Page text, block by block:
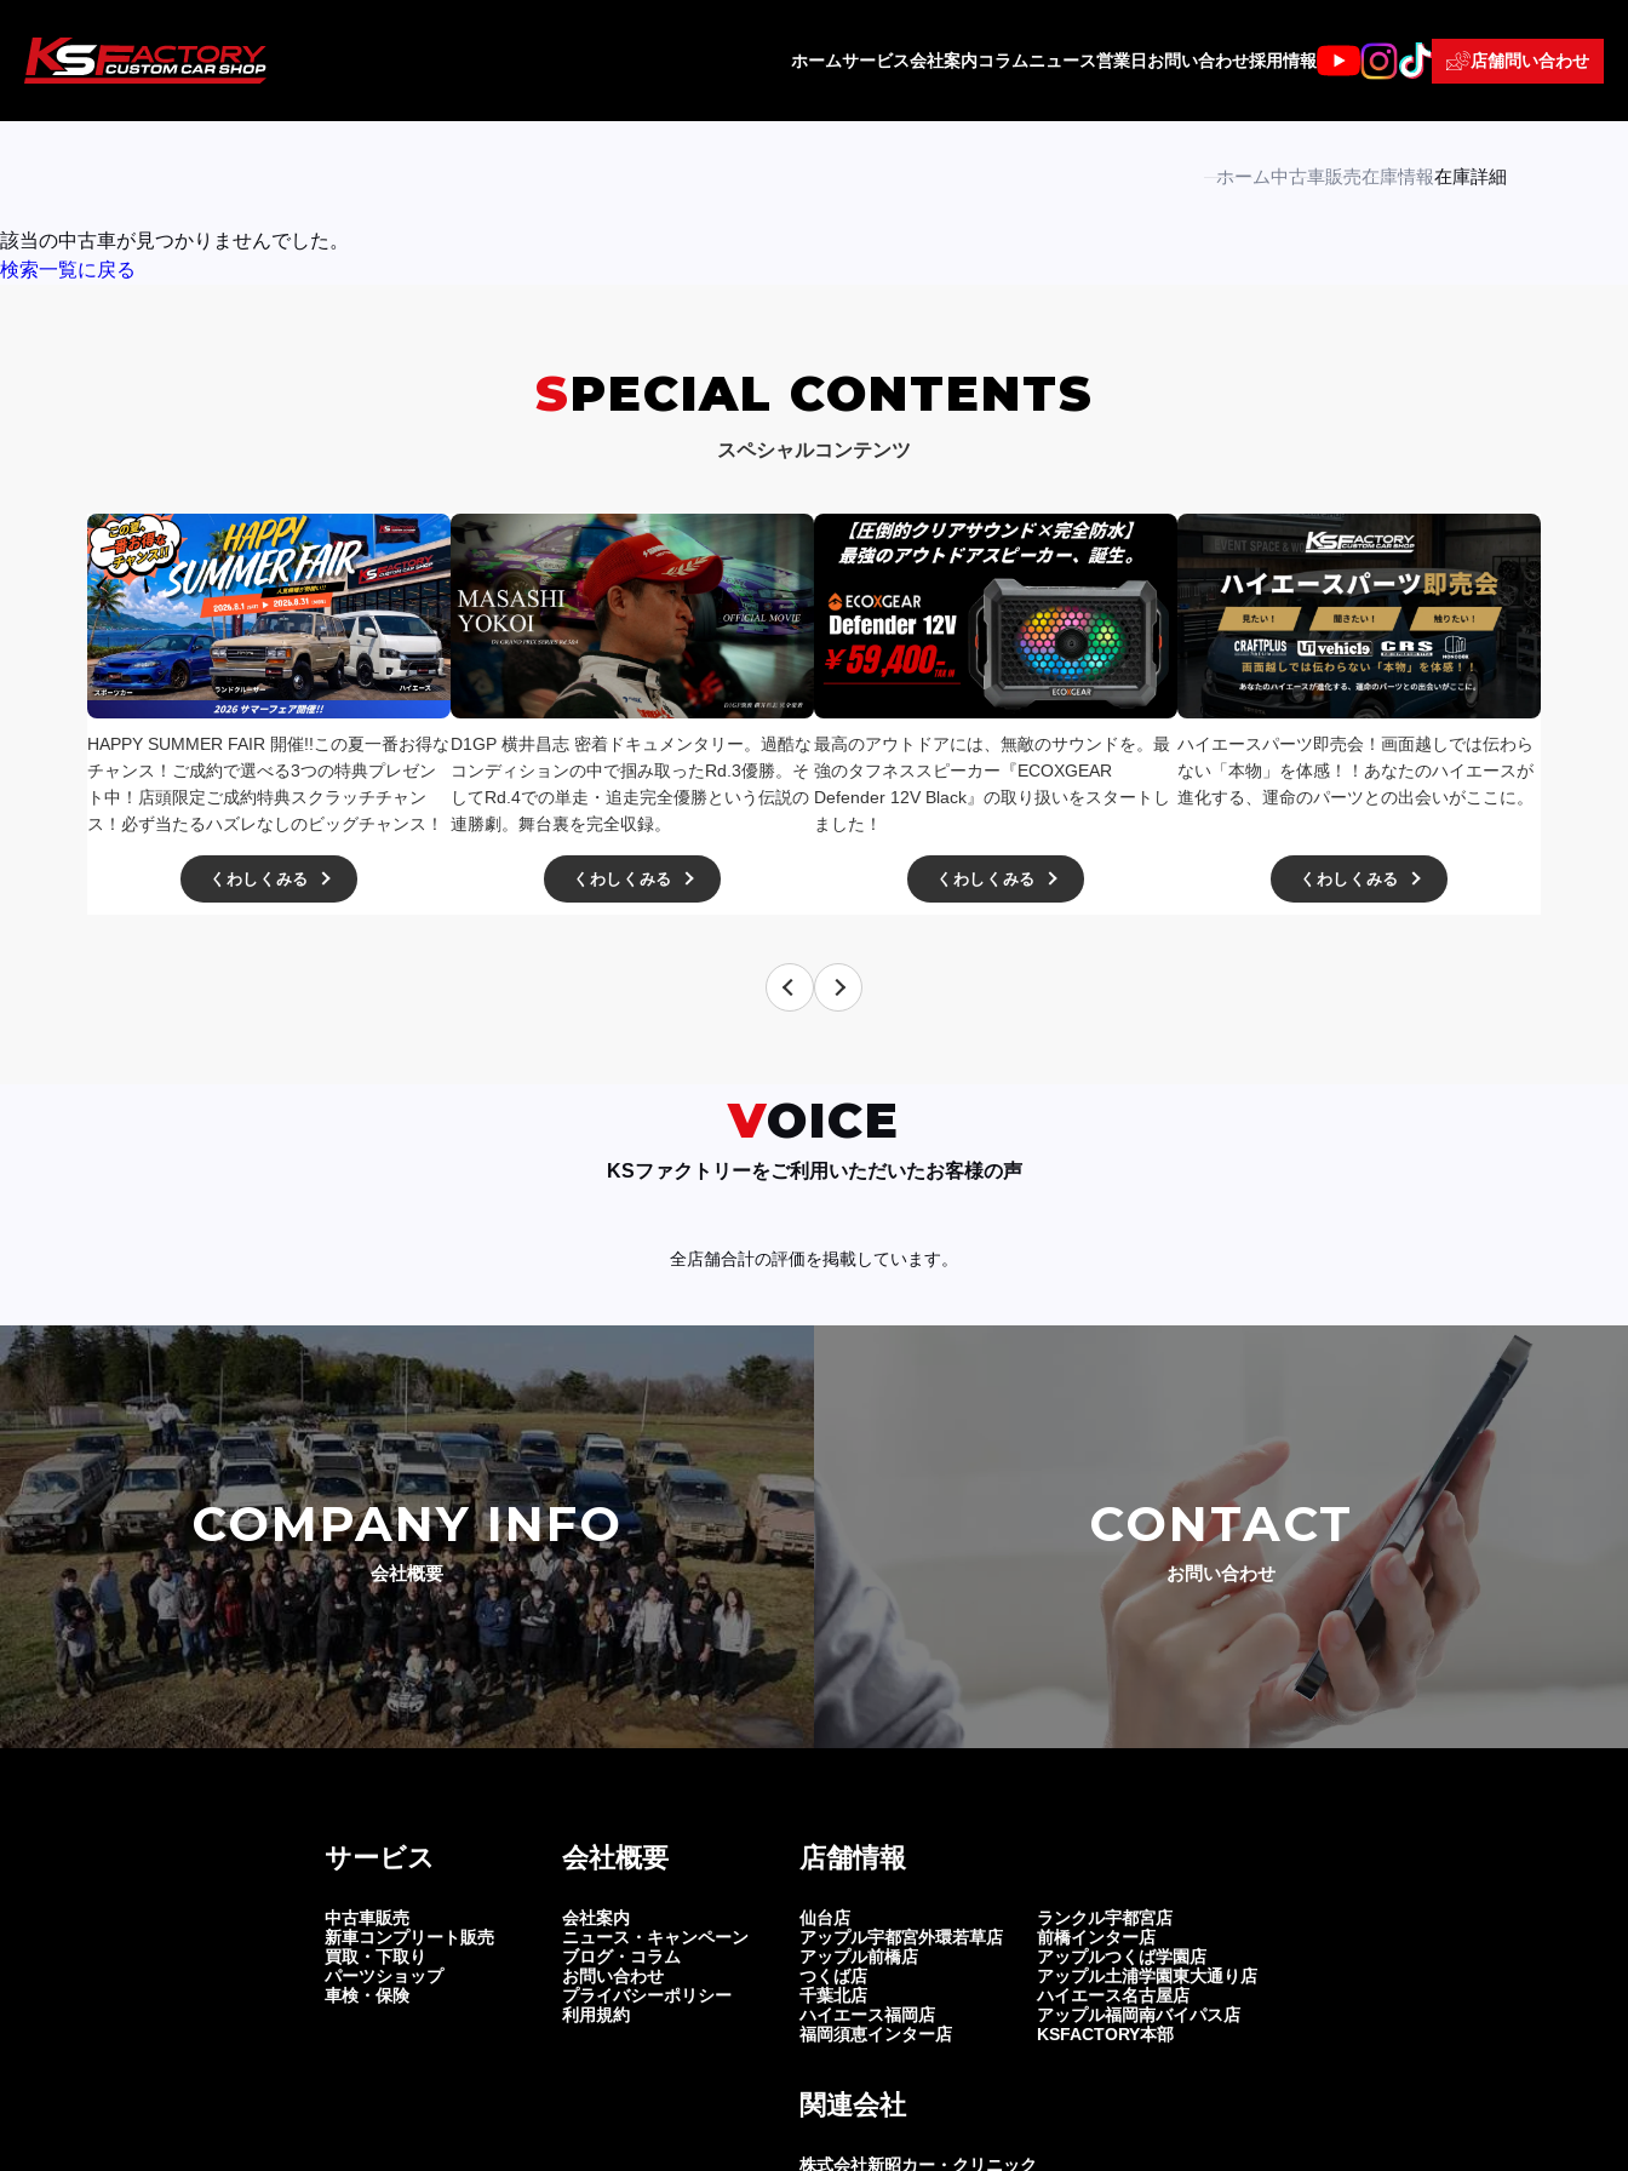
ホームサービス会社案内コラムニュース営業日 お問い合わせ採用情報 店舗問い合わせ
ホーム中古車販売在庫情報在庫詳細
該当の中古車が見つかりませんでした。
検索一覧に戻る
SPECIAL CONTENTS
スペシャルコンテンツ
HAPPY SUMMER FAIR 開催!!この夏一番お得な
チャンス！ご成約で選べる3つの特典プレゼン
ト中！店頭限定ご成約特典スクラッチチャン
ス！必ず当たるハズレなしのビッグチャンス！
くわしくみる
D1GP 横井昌志 密着ドキュメンタリー。過酷な
コンディションの中で掴み取ったRd.3優勝。そ
してRd.4での単走・追走完全優勝という伝説の
連勝劇。舞台裏を完全収録。
くわしくみる
最高のアウトドアには、無敵のサウンドを。最
強のタフネススピーカー『ECOXGEAR
Defender 12V Black』の取り扱いをスタートし
ました！
くわしくみる
ハイエースパーツ即売会！画面越しでは伝わら
ない「本物」を体感！！あなたのハイエースが
進化する、運命のパーツとの出会いがここに。
くわしくみる
VOICE
KSファクトリーをご利用いただいたお客様の声
全店舗合計の評価を掲載しています。
COMPANY INFO
会社概要
CONTACT
お問い合わせ
サービス
中古車販売
新車コンプリート販売
買取・下取り
パーツショップ
車検・保険
会社概要
会社案内
ニュース・キャンペーン
ブログ・コラム
お問い合わせ
プライバシーポリシー
利用規約
店舗情報
仙台店
ランクル宇都宮店
アップル宇都宮外環若草店
前橋インター店
アップル前橋店
アップルつくば学園店
つくば店
アップル土浦学園東大通り店
千葉北店
ハイエース名古屋店
ハイエース福岡店
アップル福岡南バイパス店
福岡須恵インター店
KSFACTORY本部
関連会社
株式会社新昭カー・クリニック